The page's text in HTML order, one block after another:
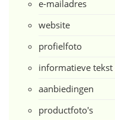
e-mailadres
website
profielfoto
informatieve tekst
aanbiedingen
productfoto's